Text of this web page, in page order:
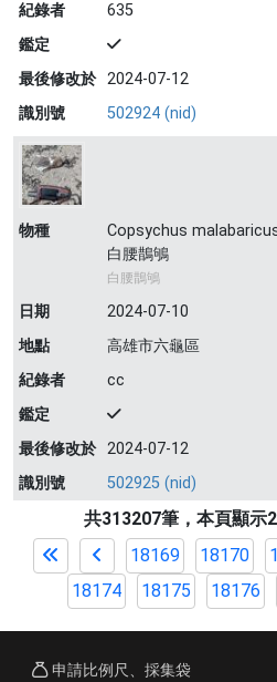
紀錄者
635
鑑定
最後修改於 2024-07-12
識別號
502924 (nid)
物種
Copsychus
白腰鵲鴝
白腰鵲鴝
日期
2024-07-10
地點
高雄市六龜區
紀錄者
cc
鑑定
最後修改於 2024-07-12
識別號
502925 (nid)
共313207筆，本頁顯示
18169
18170
18174
18175 18176
申請比例尺、採集袋